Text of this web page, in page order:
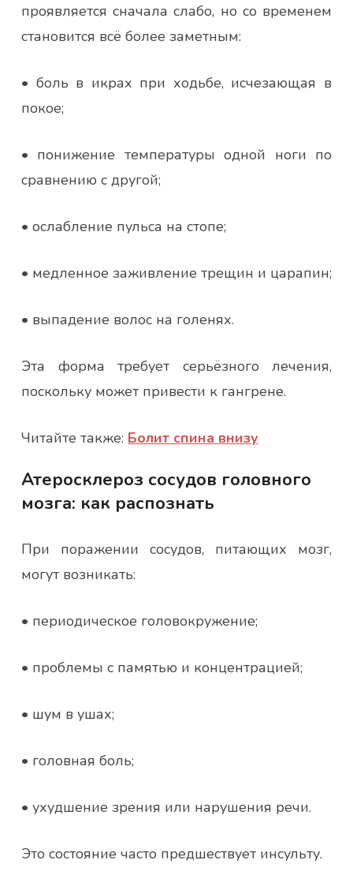
проявляется сначала слабо, но со временем
становится всё более заметным:
• боль в икрах при ходьбе, исчезающая в
покое;
• понижение температуры одной ноги по
сравнению с другой;
• ослабление пульса на стопе;
• медленное заживление трещин и царапин;
• выпадение волос на голенях.
Эта форма требует серьёзного лечения,
поскольку может привести к гангрене.
Читайте также: Болит спина внизу
Атеросклероз сосудов головного
мозга: как распознать
При поражении сосудов, питающих мозг,
могут возникать:
• периодическое головокружение;
• проблемы с памятью и концентрацией;
• шум в ушах;
• головная боль;
• ухудшение зрения или нарушения речи.
Это состояние часто предшествует инсульту.